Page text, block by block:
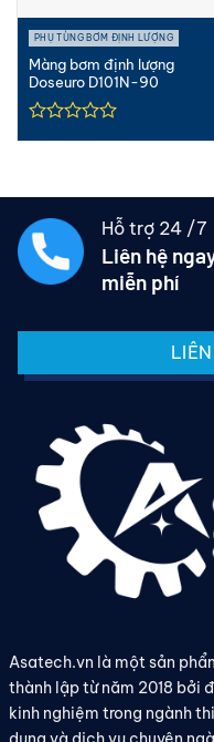
PHỤ TÙNG BƠM ĐỊNH LƯỢNG
Màng bơm định lượng
Doseuro D101N-90
Hỗ trợ 24 /7
Liên hệ
miễn phí
Asatech.vn là một sản
thành lập từ năm 2018 bởi
kinh nghiệm trong ngành